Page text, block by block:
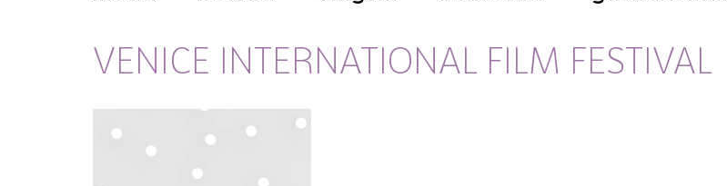
VENICE INTERNATIONAL FILM FESTIVAL